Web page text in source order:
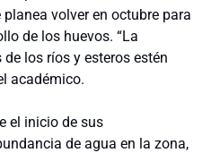
volver en octubre para
de los huevos. “La
los ríos y esteros estén
académico.
el inicio de sus
de agua en la zona,